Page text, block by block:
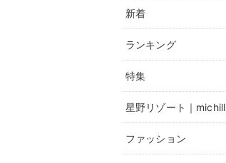
新着
ランキング
特集
星野リゾート｜michill
ファッション